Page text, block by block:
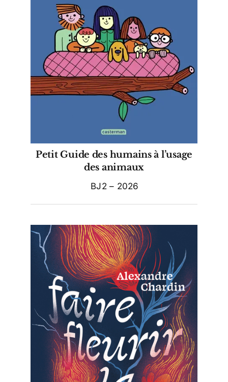
Petit Guide des humains à l’usage
des animaux
BJ2 – 2026